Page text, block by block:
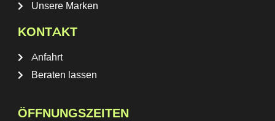
Unsere Marken
KONTAKT
Anfahrt
Beraten lassen
ÖFFNUNGSZEITEN